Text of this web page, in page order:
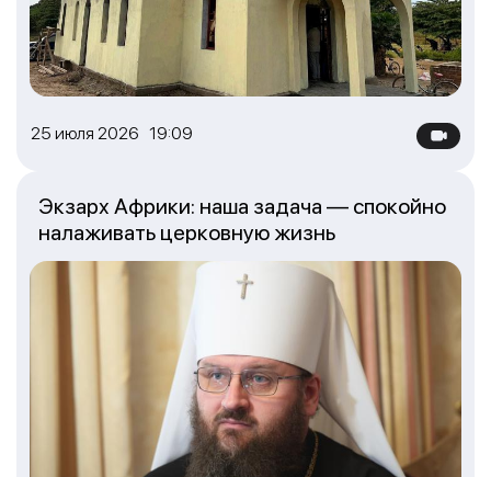
25 июля 2026 19:09
Экзарх Африки: наша задача — спокойно
налаживать церковную жизнь